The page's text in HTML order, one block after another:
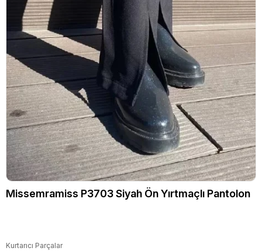
Missemramiss P3703 Siyah Ön Yırtmaçlı Pantolon
Kurtarıcı Parçalar